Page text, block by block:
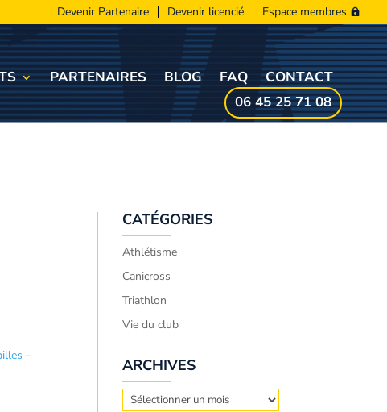
Devenir Partenaire Devenir licencié Espace membres
PARTENAIRES BLOG FAQ
CONTACT
06 45 25 71 08
–
CATÉGORIES
Athlétisme
Canicross
Triathlon
Vie du club
ARCHIVES
Archives